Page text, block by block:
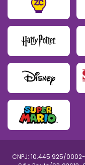
CNPJ: 10.445.925/